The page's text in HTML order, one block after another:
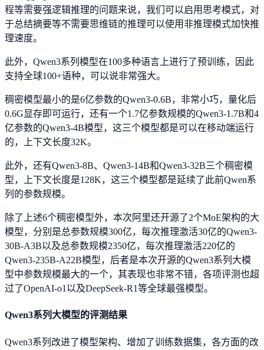
程等需要强逻辑推理的问题来说，我们可以启用思考模式，对
于总结摘要等不需要思维链的推理可以使用非推理模式加快推
理速度。
此外，Qwen3系列模型在100多种语言上进行了预训练，因此
支持全球100+语种，可以说非常强大。
稠密模型最小的是6亿参数的Qwen3-0.6B，非常小巧，量化后
0.6G显存即可运行，还有一个1.7亿参数规模的Qwen3-1.7B和4
亿参数的Qwen3-4B模型，这三个模型都是可以在移动端运行
的，上下文长度32K。
此外，还有Qwen3-8B、Qwen3-14B和Qwen3-32B三个稠密模
型，上下文长度是128K，这三个模型都是延续了此前Qwen系
列的参数规模。
除了上述6个稠密模型外，本次阿里还开源了2个MoE架构的大
模型，分别是总参数规模300亿，每次推理激活30亿的Qwen3-
30B-A3B以及总参数规模2350亿，每次推理激活220亿的
Qwen3-235B-A22B模型，后者是本次开源的Qwen3系列大模
型中参数规模最大的一个，其表现也非常不错，各项评测也超
过了OpenAI-o1以及DeepSeek-R1等全球最强模型。
Qwen3系列大模型的评测结果
Qwen3系列改进了模型架构、增加了训练数据集，各方面的改